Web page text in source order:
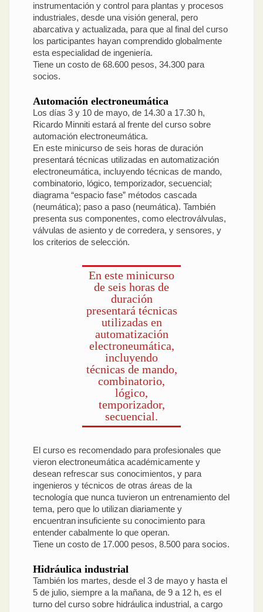
instrumentación y control para plantas y procesos
industriales, desde una visión general, pero
abarcativa y actualizada, para que al final del curso
los participantes hayan comprendido globalmente
esta especialidad de ingeniería.
Tiene un costo de 68.600 pesos, 34.300 para
socios.
Automación electroneumática
Los días 3 y 10 de mayo, de 14.30 a 17.30 h,
Ricardo Minniti estará al frente del curso sobre
automación electroneumática.
En este minicurso de seis horas de duración
presentará técnicas utilizadas en automatización
electroneumática, incluyendo técnicas de mando,
combinatorio, lógico, temporizador, secuencial;
diagrama “espacio fase” métodos cascada
(neumática); paso a paso (neumática). También
presenta sus componentes, como electroválvulas,
válvulas de asiento y de corredera, y sensores, y
los criterios de selección.
En este minicurso
de seis horas de
duración
presentará técnicas
utilizadas en
automatización
electroneumática,
incluyendo
técnicas de mando,
combinatorio,
lógico,
temporizador,
secuencial.
El curso es recomendado para profesionales que
vieron electroneumática académicamente y
desean refrescar sus conocimientos, y para
ingenieros y técnicos de otras áreas de la
tecnología que nunca tuvieron un entrenamiento del
tema, pero que lo utilizan diariamente y
encuentran insuficiente su conocimiento para
entender cabalmente lo que operan.
Tiene un costo de 17.000 pesos, 8.500 para socios.
Hidráulica industrial
También los martes, desde el 3 de mayo y hasta el
5 de julio, siempre a la mañana, de 9 a 12 h, es el
turno del curso sobre hidráulica industrial, a cargo